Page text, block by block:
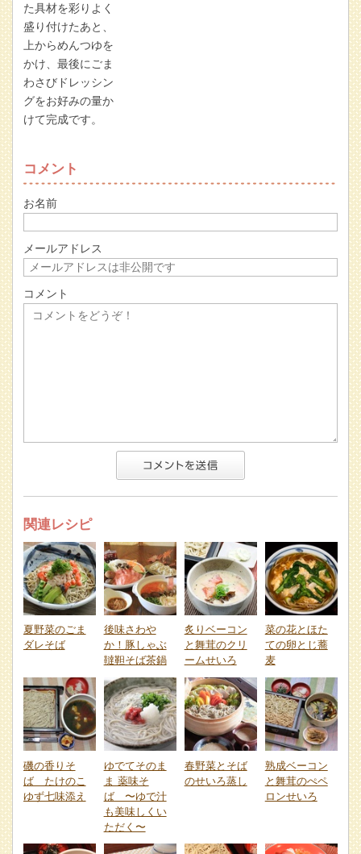
た具材を彩りよく
盛り付けたあと、
上からめんつゆを
かけ、最後にごま
わさびドレッシン
グをお好みの量か
けて完成です。
コメント
お名前
メールアドレス
コメント
関連レシピ
夏野菜のごま
ダレそば
後味さわや
か！豚しゃぶ
韃靼そば茶鍋
炙りベーコン
と舞茸のクリ
ームせいろ
菜の花とほた
ての卵とじ蕎
麦
磯の香りそ
ば たけのこ
ゆず七味添え
ゆでてそのま
ま 薬味そ
ば 〜ゆで汁
も美味しくい
ただく〜
春野菜とそば
のせいろ蒸し
熟成ベーコン
と舞茸のぺペ
ロンせいろ